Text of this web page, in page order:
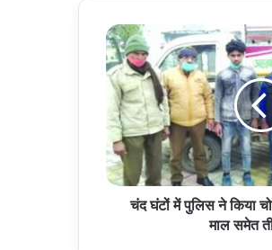
चंद
घंटों
में
पुलिस
किया
चोरी
का
खुलासा,
चंद घंटों में पुलिस ने किया
माल समेत